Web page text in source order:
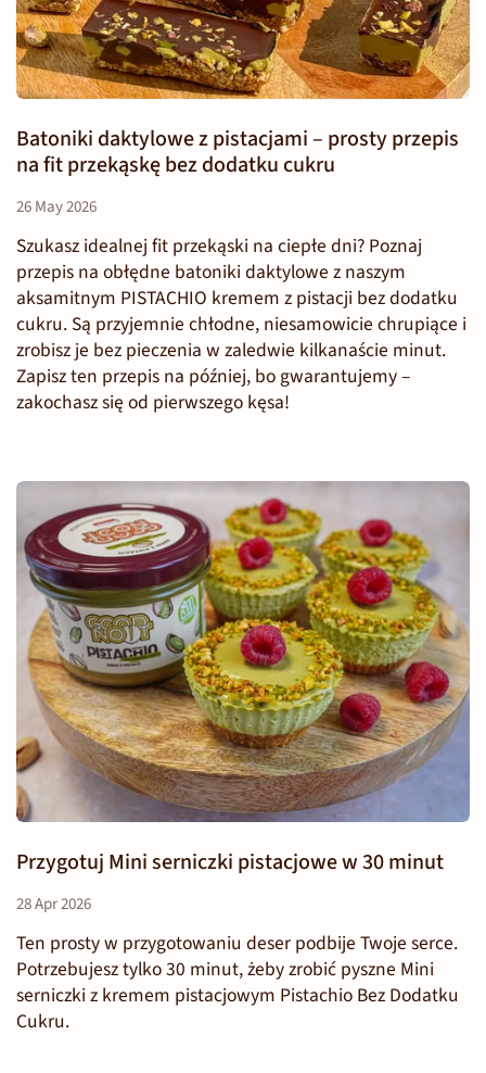
Batoniki daktylowe z pistacjami – prosty przepis
na fit przekąskę bez dodatku cukru
26 May 2026
Szukasz idealnej fit przekąski na ciepłe dni? Poznaj
przepis na obłędne batoniki daktylowe z naszym
aksamitnym PISTACHIO kremem z pistacji bez dodatku
cukru. Są przyjemnie chłodne, niesamowicie chrupiące i
zrobisz je bez pieczenia w zaledwie kilkanaście minut.
Zapisz ten przepis na później, bo gwarantujemy –
zakochasz się od pierwszego kęsa!
Przygotuj Mini serniczki pistacjowe w 30 minut
28 Apr 2026
Ten prosty w przygotowaniu deser podbije Twoje serce.
Potrzebujesz tylko 30 minut, żeby zrobić pyszne Mini
serniczki z kremem pistacjowym Pistachio Bez Dodatku
Cukru.